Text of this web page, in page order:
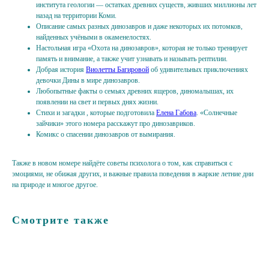
института геологии — остатках древних существ, живших миллионы лет
назад на территории Коми.
Описание самых разных динозавров и даже некоторых их потомков,
найденных учёными в окаменелостях.
Настольная игра «Охота на динозавров», которая не только тренирует
память и внимание, а также учит узнавать и называть рептилии.
Добрая история Виолетты Багировой об удивительных приключениях
девочки Дины в мире динозавров.
Любопытные факты о семьях древних ящеров, диномалышах, их
появлении на свет и первых днях жизни.
Стихи и загадки , которые подготовила Елена Габова. «Солнечные
зайчики» этого номера расскажут про динозавриков.
Комикс о спасении динозавров от вымирания.
Также в новом номере найдёте советы психолога о том, как справиться с
эмоциями, не обижая других, и важные правила поведения в жаркие летние дни
на природе и многое другое.
Смотрите также